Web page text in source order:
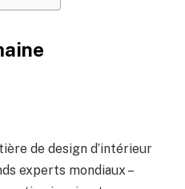
de design d’intérieur
experts mondiaux –